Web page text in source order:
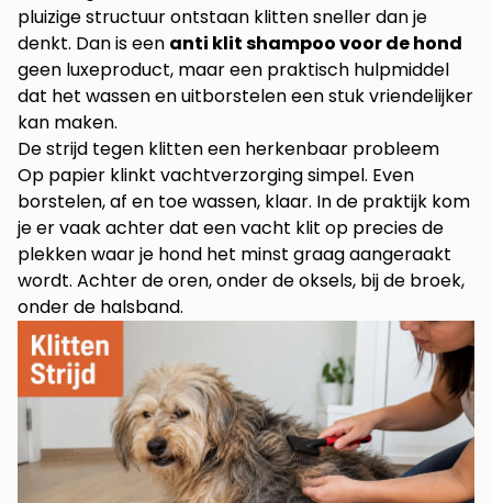
pluizige structuur ontstaan klitten sneller dan je
denkt. Dan is een anti klit shampoo voor de hond
geen luxeproduct, maar een praktisch hulpmiddel
dat het wassen en uitborstelen een stuk vriendelijker
kan maken.
De strijd tegen klitten een herkenbaar probleem
Op papier klinkt vachtverzorging simpel. Even
borstelen, af en toe wassen, klaar. In de praktijk kom
je er vaak achter dat een vacht klit op precies de
plekken waar je hond het minst graag aangeraakt
wordt. Achter de oren, onder de oksels, bij de broek,
onder de halsband.